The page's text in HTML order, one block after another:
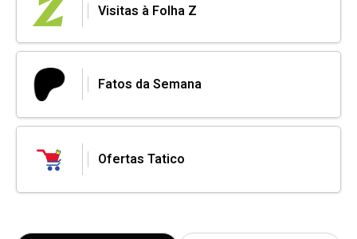
Visitas à Folha Z
Fatos da Semana
Ofertas Tatico